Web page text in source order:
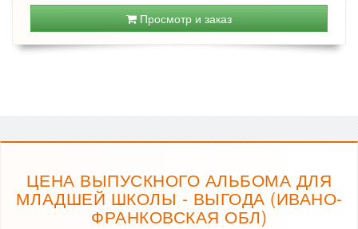
Просмотр и заказ
ЦЕНА ВЫПУСКНОГО АЛЬБОМА ДЛЯ
МЛАДШЕЙ ШКОЛЫ - ВЫГОДА (ИВАНО-
ФРАНКОВСКАЯ ОБЛ)